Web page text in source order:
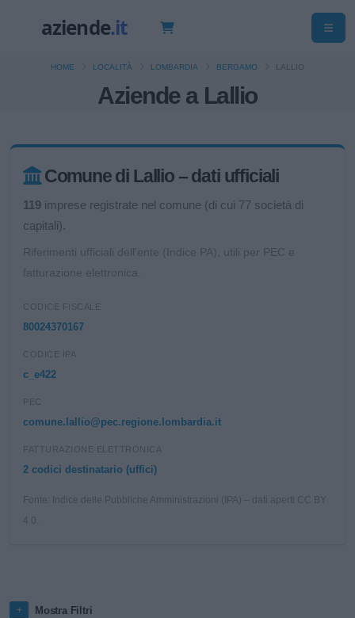
Aziende a Lallio
HOME LOCALITÀ LOMBARDIA BERGAMO LALLIO
Comune di Lallio – dati ufficiali
119 imprese registrate nel comune (di cui 77 società di
capitali).
Riferimenti ufficiali dell'ente (Indice PA), utili per PEC e
fatturazione elettronica.
CODICE FISCALE
80024370167
CODICE IPA
c_e422
PEC
comune.lallio@pec.regione.lombardia.it
FATTURAZIONE ELETTRONICA
2 codici destinatario (uffici)
Fonte: Indice delle Pubbliche Amministrazioni (IPA) – dati aperti CC BY
Mostra Filtri